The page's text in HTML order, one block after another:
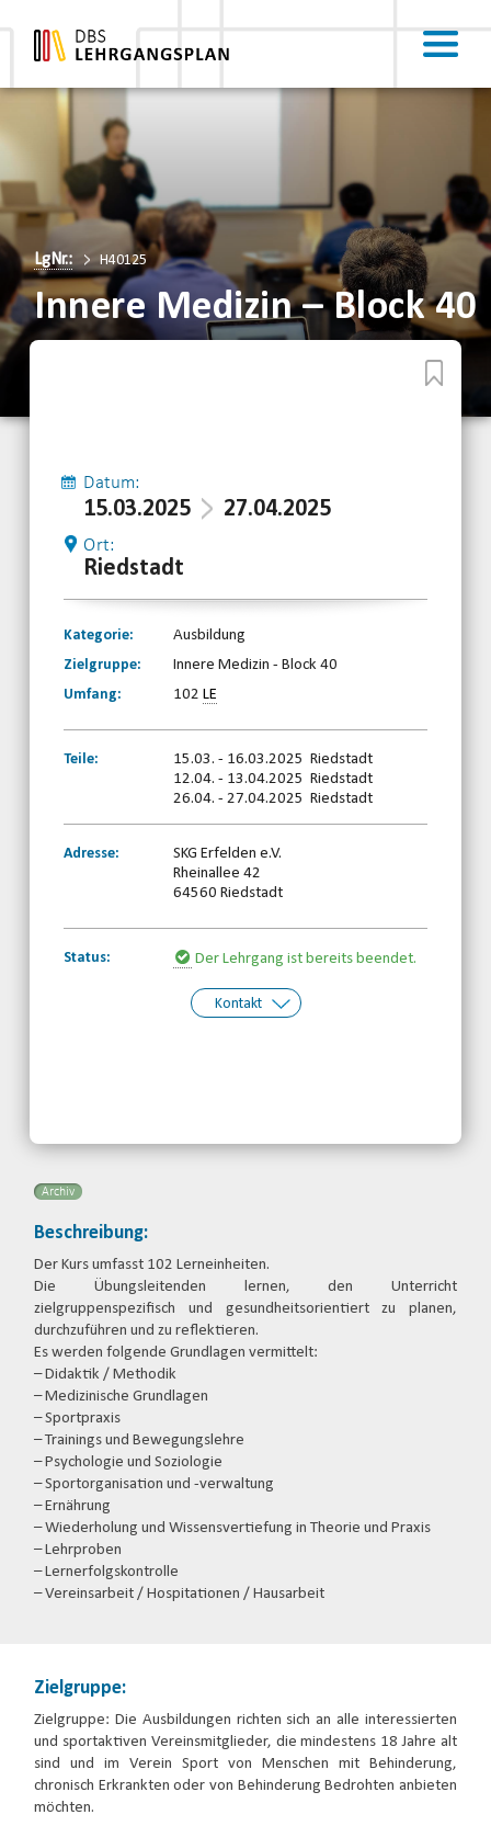
LgNr.: H40125
Innere Medizin – Block 40
Datum:
15.03.2025 27.04.2025
Ort:
Riedstadt
Kategorie:
Ausbildung
Zielgruppe:
Innere Medizin - Block 40
Umfang:
102 LE
Teile:
15.03. - 16.03.2025 Riedstadt
12.04. - 13.04.2025 Riedstadt
26.04. - 27.04.2025 Riedstadt
Adresse:
SKG Erfelden e.V.
Rheinallee 42
64560 Riedstadt
Status: Der Lehrgang ist bereits beendet.
Kontakt
Archiv
Beschreibung:
Der Kurs umfasst 102 Lerneinheiten.
Die Übungsleitenden lernen, den Unterricht
zielgruppenspezifisch und gesundheitsorientiert zu planen,
durchzuführen und zu reflektieren.
Es werden folgende Grundlagen vermittelt:
– Didaktik / Methodik
– Medizinische Grundlagen
– Sportpraxis
– Trainings und Bewegungslehre
– Psychologie und Soziologie
– Sportorganisation und -verwaltung
– Ernährung
– Wiederholung und Wissensvertiefung in Theorie und Praxis
– Lehrproben
– Lernerfolgskontrolle
– Vereinsarbeit / Hospitationen / Hausarbeit
Zielgruppe:
Zielgruppe: Die Ausbildungen richten sich an alle interessierten
und sportaktiven Vereinsmitglieder, die mindestens 18 Jahre alt
sind und im Verein Sport von Menschen mit Behinderung,
chronisch Erkrankten oder von Behinderung Bedrohten anbieten
möchten.